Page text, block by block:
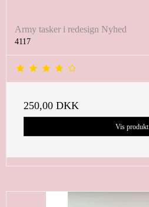
Army tasker i redesign Nyhed
4117
250,00 DKK
Vis produkt